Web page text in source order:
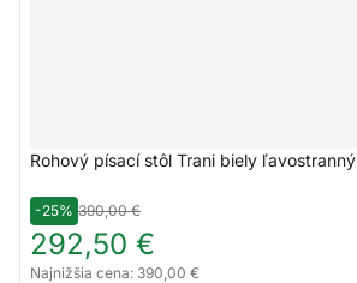
Rohový písací stôl Trani biely ľavostranný
-25% 390,00 €
292,50 €
Najnižšia cena: 390,00 €